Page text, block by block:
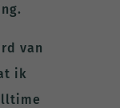
van
ik